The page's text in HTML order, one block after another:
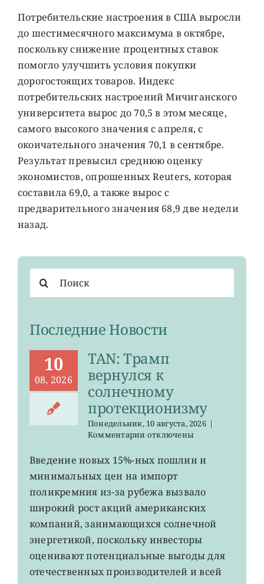
Потребительские настроения в США выросли
до шестимесячного максимума в октябре,
поскольку снижение процентных ставок
помогло улучшить условия покупки
дорогостоящих товаров. Индекс
потребительских настроений Мичиганского
университета вырос до 70,5 в этом месяце,
самого высокого значения с апреля, с
окончательного значения 70,1 в сентябре.
Результат превысил среднюю оценку
экономистов, опрошенных Reuters, которая
составила 69,0, а также вырос с
предварительного значения 68,9 две недели
назад.
поиска:
Последние Новости
10
08, 2026
TAN: Трамп
вернулся к
солнечному
протекционизму
Понедельник, 10 августа, 2026 |
Комментариик
TAN:
вернулся
к
протекционизму
отключены
Введение новых 15%-ных пошлин и
минимальных цен на импорт
поликремния из-за рубежа вызвало
широкий рост акций американских
компаний, занимающихся солнечной
энергетикой, поскольку инвесторы
оценивают потенциальные выгоды для
отечественных производителей и всей